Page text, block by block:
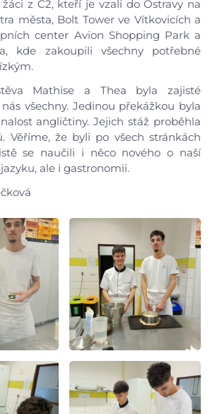
Pro studenty
Pro uchazeče
z C2, kteří je vzali do Ostravy na
města, Bolt Tower ve Vítkovicích a
center Avion Shopping Park a
kde zakoupili všechny potřebné
Mathise a Thea byla zajisté
všechny. Jedinou překážkou byla
angličtiny. Jejich stáž proběhla
Věříme, že byli po všech stránkách
se naučili i něco nového o naší
ale i gastronomii.